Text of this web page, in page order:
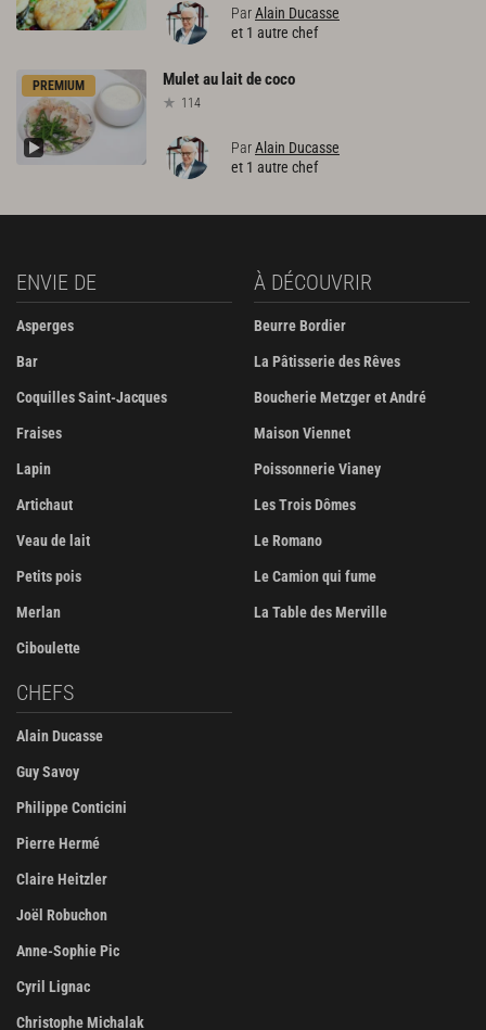
ParAlain Ducasse
et 1 autre chef
PREMIUM Muletau laitdecoco
114
ParAlain Ducasse
et 1 autre chef
ENVIE DE
Asperges
Bar
Coquilles Saint-Jacques
Fraises
Lapin
Artichaut
Veau de lait
Petits pois
Merlan
Ciboulette
À DÉCOUVRIR
Beurre Bordier
La Pâtisserie des Rêves
Boucherie Metzger et André
Maison Viennet
Poissonnerie Vianey
Les Trois Dômes
Le Romano
Le Camion qui fume
La Table des Merville
CHEFS
Alain Ducasse
Guy Savoy
Philippe Conticini
Pierre Hermé
Claire Heitzler
Joël Robuchon
Anne-Sophie Pic
Cyril Lignac
Christophe Michalak